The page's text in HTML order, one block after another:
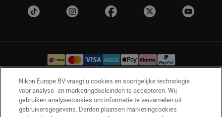
NL Nikon Sites
Contact opnemen
Privacyverklaring
Nikon Europe BV vraagt u cookies en soortgelijke technologie
voor analyse- en marketingdoeleinden te accepteren. Wij
gebruiken analysecookies om informatie te verzamelen uit
gebruikersgegevens. Derden plaatsen marketingcookies